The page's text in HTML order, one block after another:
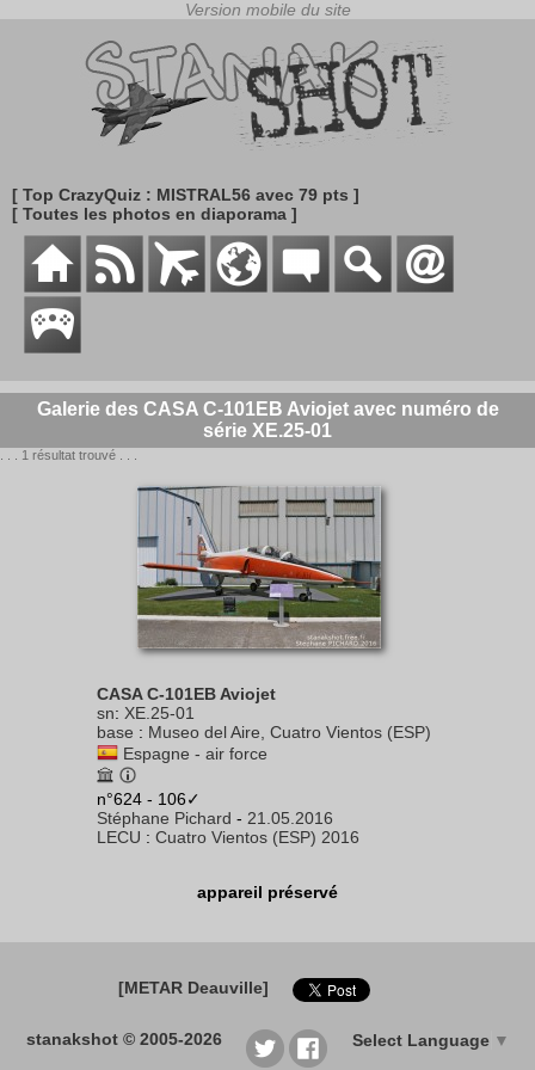
[ Top CrazyQuiz : MISTRAL56 avec 79 pts ]
[ Toutes les photos en diaporama ]
Galerie des CASA C-101EB Aviojet avec numéro de
série XE.25-01
. . . 1 résultat trouvé . . .
CASA C-101EB Aviojet
sn: XE.25-01
base : Museo del Aire, Cuatro Vientos (ESP)
Espagne - air force
n°624 - 106✓
Stéphane Pichard - 21.05.2016
LECU : Cuatro Vientos (ESP) 2016
appareil préservé
[METAR Deauville]
stanakshot © 2005-2026 Select Language ▼